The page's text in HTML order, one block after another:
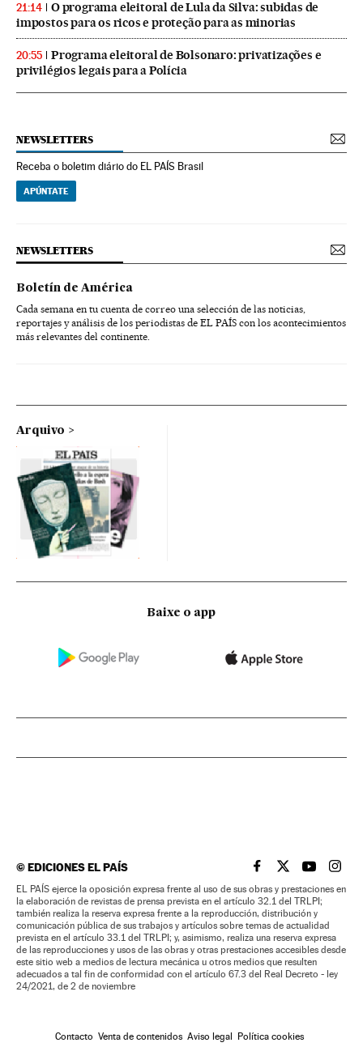
21:14
O programa eleitoral de Lula da Silva: subidas de
impostos para os ricos e proteção para as minorias
20:55
Programa eleitoral de Bolsonaro: privatizações e
privilégios legais para a Polícia
NEWSLETTERS
Receba o boletim diário do EL PAÍS Brasil
APÚNTATE
NEWSLETTERS
Boletín de América
Cada semana en tu cuenta de correo una selección de las noticias,
reportajes y análisis de los periodistas de EL PAÍS con los acontecimientos
más relevantes del continente.
Arquivo
Baixe o app
©EDICIONES EL PAÍS EL PAÍS BRASIL EN
EL PAÍSEL PAÍS
EL
EL PAÍS ejerce la oposición expresa frente al uso de sus obras y prestaciones en
la elaboración de revistas de prensa prevista en el artículo 32.1 del TRLPI;
también realiza la reserva expresa frente a la reproducción, distribución y
comunicación pública de sus trabajos y artículos sobre temas de actualidad
prevista en el artículo 33.1 del TRLPI; y, asimismo, realiza una reserva expresa
de las reproducciones y usos de las obras y otras prestaciones accesibles desde
este sitio web a medios de lectura mecánica u otros medios que resulten
adecuados a tal fin de conformidad con el artículo 67.3 del Real Decreto - ley
24/2021, de 2 de noviembre
Contacto Venta de contenidos Aviso legal Política cookies